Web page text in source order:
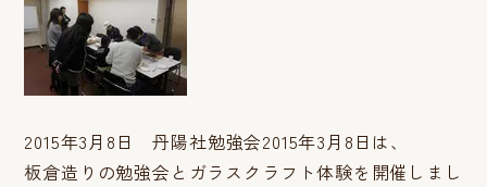
2015年3月8日 丹陽社勉強会2015年3月8日は、
板倉造りの勉強会とガラスクラフト体験を開催しまし